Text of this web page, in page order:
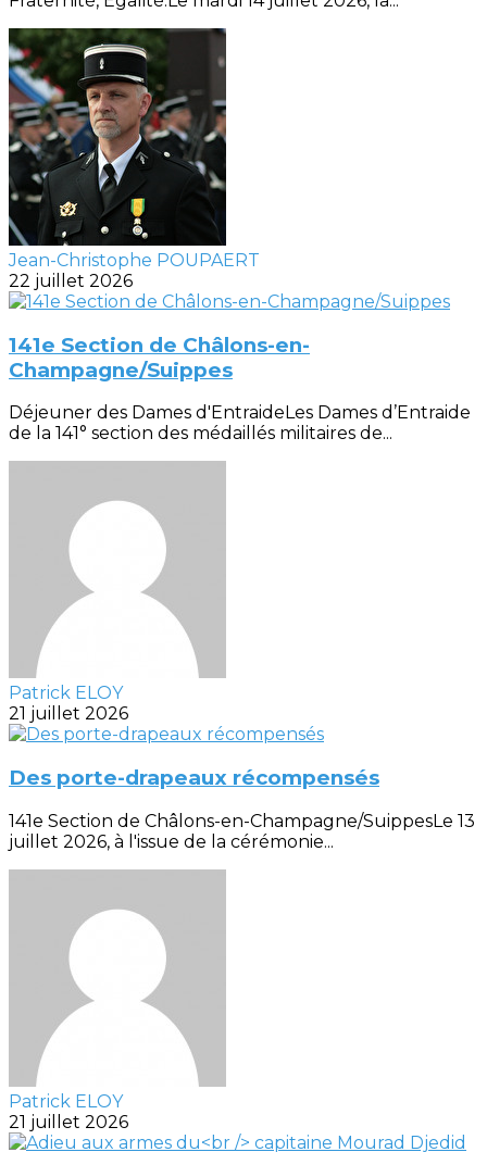
Jean-Christophe POUPAERT
22 juillet 2026
141e Section de Châlons-en-
Champagne/Suippes
Déjeuner des Dames d'EntraideLes Dames d’Entraide
de la 141° section des médaillés militaires de...
Patrick ELOY
21 juillet 2026
Des porte-drapeaux récompensés
141e Section de Châlons-en-Champagne/SuippesLe 13
juillet 2026, à l'issue de la cérémonie...
Patrick ELOY
21 juillet 2026